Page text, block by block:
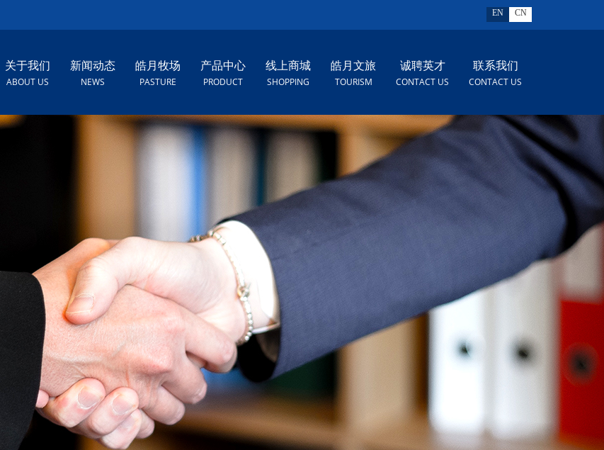
EN CN
关于我们
ABOUT US
新闻动态
NEWS
皓月牧场
PASTURE
产品中心
PRODUCT
线上商城
SHOPPING
皓月文旅
TOURISM
诚聘英才
CONTACT US
联系我们
CONTACT US